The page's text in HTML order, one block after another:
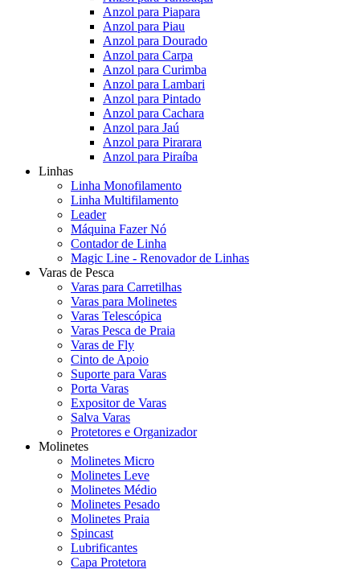
Anzol para Piapara
Anzol para Piau
Anzol para Dourado
Anzol para Carpa
Anzol para Curimba
Anzol para Lambari
Anzol para Pintado
Anzol para Cachara
Anzol para Jaú
Anzol para Pirarara
Anzol para Piraíba
Linhas
Linha Monofilamento
Linha Multifilamento
Leader
Máquina Fazer Nó
Contador de Linha
Magic Line - Renovador de Linhas
Varas de Pesca
Varas para Carretilhas
Varas para Molinetes
Varas Telescópica
Varas Pesca de Praia
Varas de Fly
Cinto de Apoio
Suporte para Varas
Porta Varas
Expositor de Varas
Salva Varas
Protetores e Organizador
Molinetes
Molinetes Micro
Molinetes Leve
Molinetes Médio
Molinetes Pesado
Molinetes Praia
Spincast
Lubrificantes
Capa Protetora